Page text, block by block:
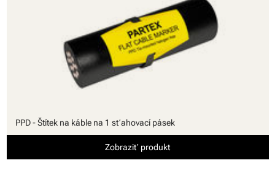
PPD - Štítek na káble na 1 sťahovací pásek
Zobraziť produkt